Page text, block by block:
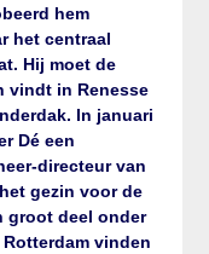
hem
het centraal
Hij moet de
vindt in Renesse
In januari
Dé een
directeur van
gezin voor de
groot deel onder
vinden